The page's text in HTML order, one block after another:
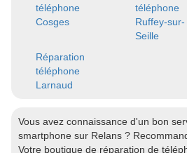
téléphone
Cosges
téléphone
Ruffey-sur-
Seille
Réparation
téléphone
Larnaud
Vous avez connaissance d'un bon
smartphone sur Relans ?
Votre boutique de réparation de